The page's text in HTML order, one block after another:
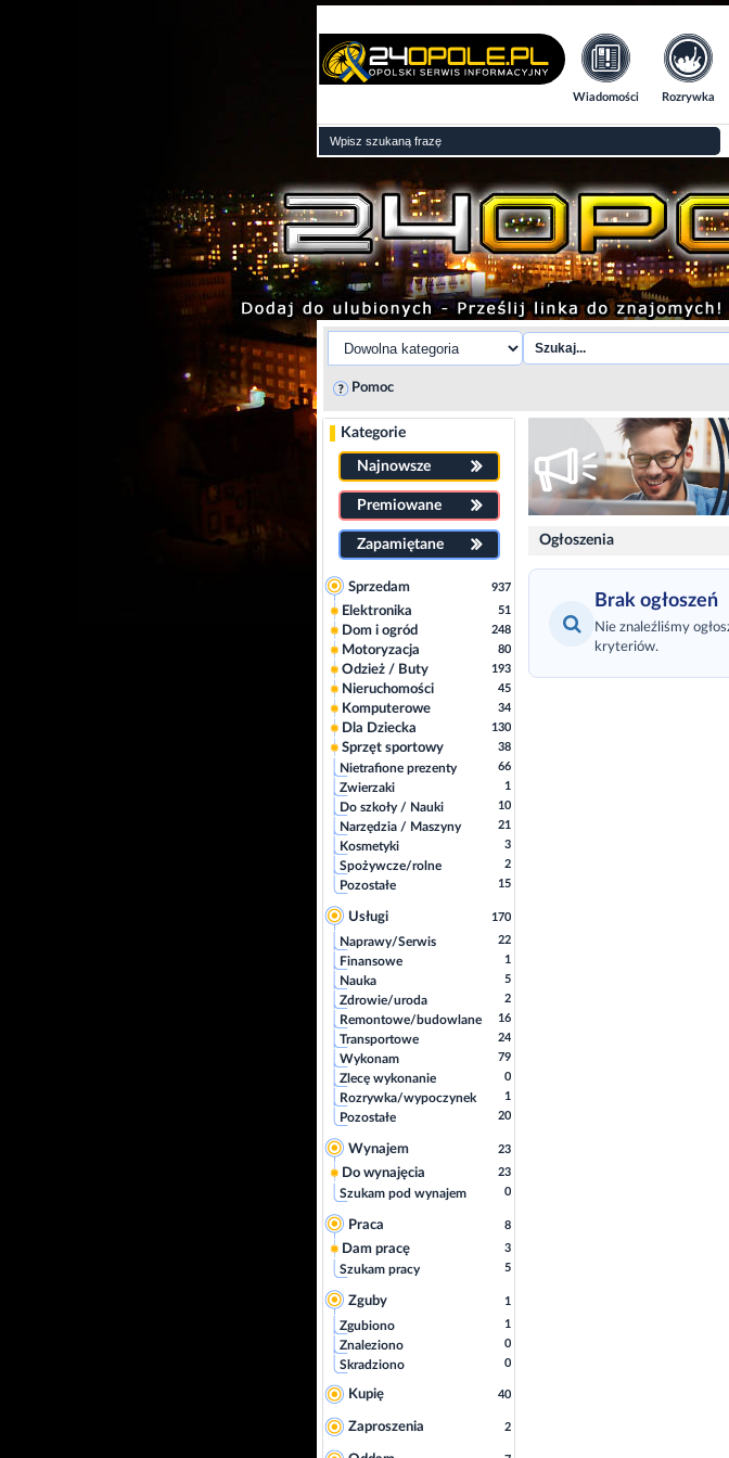
Wiadomości Rozrywka
Pomoc
Kategorie
Najnowsze
Premiowane
Zapamiętane
Sprzedam 937
Elektronika 51
Dom i ogród 248
Motoryzacja 80
Odzież / Buty 193
Nieruchomości 45
Komputerowe 34
Dla Dziecka 130
Sprzęt sportowy 38
Nietrafione prezenty 66
Zwierzaki 1
Do szkoły / Nauki 10
Narzędzia / Maszyny 21
Kosmetyki 3
Spożywcze/rolne 2
Pozostałe 15
Usługi 170
Naprawy/Serwis 22
Finansowe 1
Nauka 5
Zdrowie/uroda 2
Remontowe/budowlane 16
Transportowe 24
Wykonam 79
Zlecę wykonanie 0
Rozrywka/wypoczynek 1
Pozostałe 20
Wynajem 23
Do wynajęcia 23
Szukam pod wynajem 0
Praca 8
Dam pracę 3
Szukam pracy 5
Zguby 1
Zgubiono 1
Znaleziono 0
Skradziono 0
Kupię 40
Zaproszenia 2
Ogłoszenia
Brak ogłoszeń
Nie znaleźliśmy
kryteriów.